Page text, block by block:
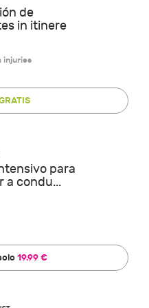
de
in itinere
injuries
para
a condu...
19.99 €